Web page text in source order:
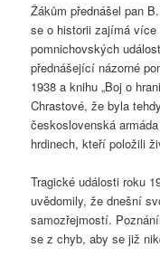
Žákům přednášel pan
se o historii zajímá
pomnichovských
přednášející názorné
1938 a knihu „Boj o
Chrastové, že byla
československá
hrdinech, kteří položili
Tragické události roku
uvědomily, že dnešní
samozřejmostí.
se z chyb, aby se již